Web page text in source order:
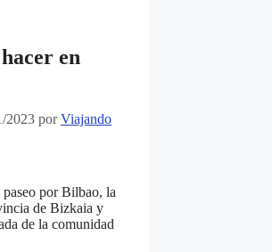
en
2023 porViajando
por Bilbao, la
de Bizkaia y
de la comunidad